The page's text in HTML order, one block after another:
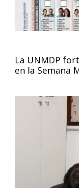
La UNMDP
en la Semana